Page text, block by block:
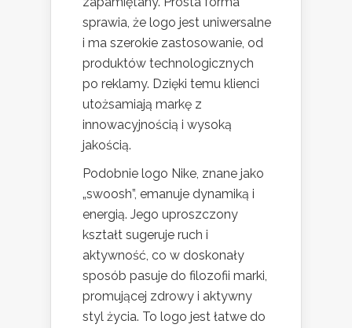
sprawia, że logo jest uniwersalne
i ma szerokie zastosowanie, od
produktów technologicznych
po reklamy. Dzięki temu klienci
utożsamiają markę z
innowacyjnością i wysoką
jakością.
Podobnie logo Nike, znane jako
„swoosh”, emanuje dynamiką i
energią. Jego uproszczony
kształt sugeruje ruch i
aktywność, co w doskonały
sposób pasuje do filozofii marki,
promującej zdrowy i aktywny
styl życia. To logo jest łatwe do